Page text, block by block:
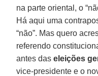
na parte oriental, o
Há aqui uma
“não”. Mas quero
referendo
antes daseleições
vice-presidente e o